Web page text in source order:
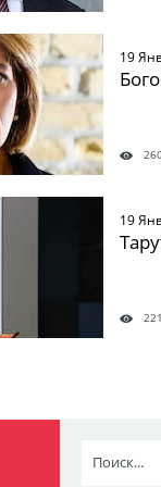
19
19